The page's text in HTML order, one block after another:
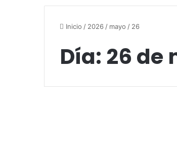
Inicio / 2026 / mayo / 26
Día: 26 de